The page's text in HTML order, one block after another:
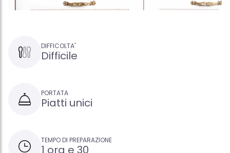
DIFFICOLTA'
Difficile
PORTATA
Piatti unici
TEMPO DI PREPARAZIONE
1 ora e 30